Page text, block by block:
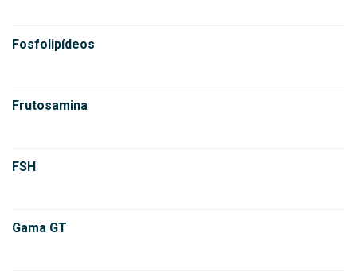
Fosfolipídeos
Frutosamina
FSH
Gama GT